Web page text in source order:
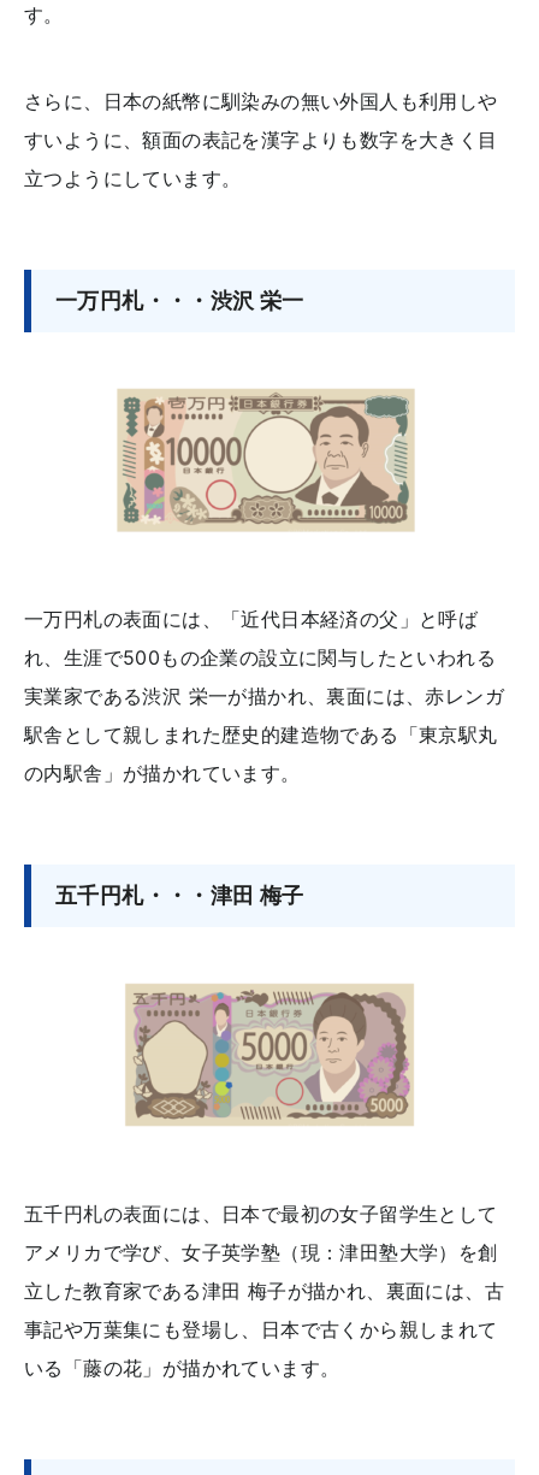
す。
さらに、日本の紙幣に馴染みの無い外国人も利用しや
すいように、額面の表記を漢字よりも数字を大きく目
立つようにしています。
一万円札・・・渋沢 栄一
一万円札の表面には、「近代日本経済の父」と呼ば
れ、生涯で500もの企業の設立に関与したといわれる
実業家である渋沢 栄一が描かれ、裏面には、赤レンガ
駅舎として親しまれた歴史的建造物である「東京駅丸
の内駅舎」が描かれています。
五千円札・・・津田 梅子
五千円札の表面には、日本で最初の女子留学生として
アメリカで学び、女子英学塾（現：津田塾大学）を創
立した教育家である津田 梅子が描かれ、裏面には、古
事記や万葉集にも登場し、日本で古くから親しまれて
いる「藤の花」が描かれています。